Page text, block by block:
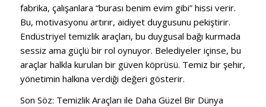
fabrika, çalışanlara “burası benim evim gibi” hissi verir.
Bu, motivasyonu artırır, aidiyet duygusunu pekiştirir.
Endüstriyel temizlik araçları, bu duygusal bağı kurmada
sessiz ama güçlü bir rol oynuyor. Belediyeler içinse, bu
araçlar halkla kurulan bir güven köprüsü. Temiz bir şehir,
yönetimin halkına verdiği değeri gösterir.
Son Söz: Temizlik Araçları ile Daha Güzel Bir Dünya